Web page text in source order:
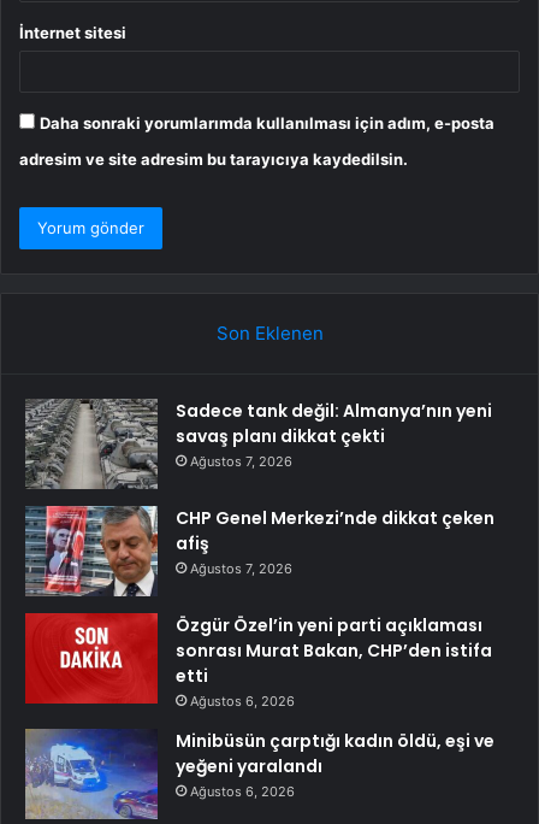
İnternet sitesi
Daha sonraki yorumlarımda kullanılması için adım, e-posta
adresim ve site adresim bu tarayıcıya kaydedilsin.
Son Eklenen
Sadece tank değil: Almanya’nın yeni
savaş planı dikkat çekti
Ağustos 7, 2026
CHP Genel Merkezi’nde dikkat çeken
afiş
Ağustos 7, 2026
Özgür Özel’in yeni parti açıklaması
sonrası Murat Bakan, CHP’den istifa
etti
Ağustos 6, 2026
Minibüsün çarptığı kadın öldü, eşi ve
yeğeni yaralandı
Ağustos 6, 2026